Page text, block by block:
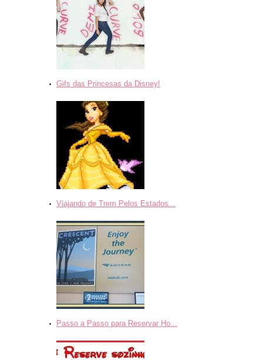
Gifs das Princesas da Disney!
Viajando de Trem Pelos Estados...
Passo a Passo para Reservar Ho...